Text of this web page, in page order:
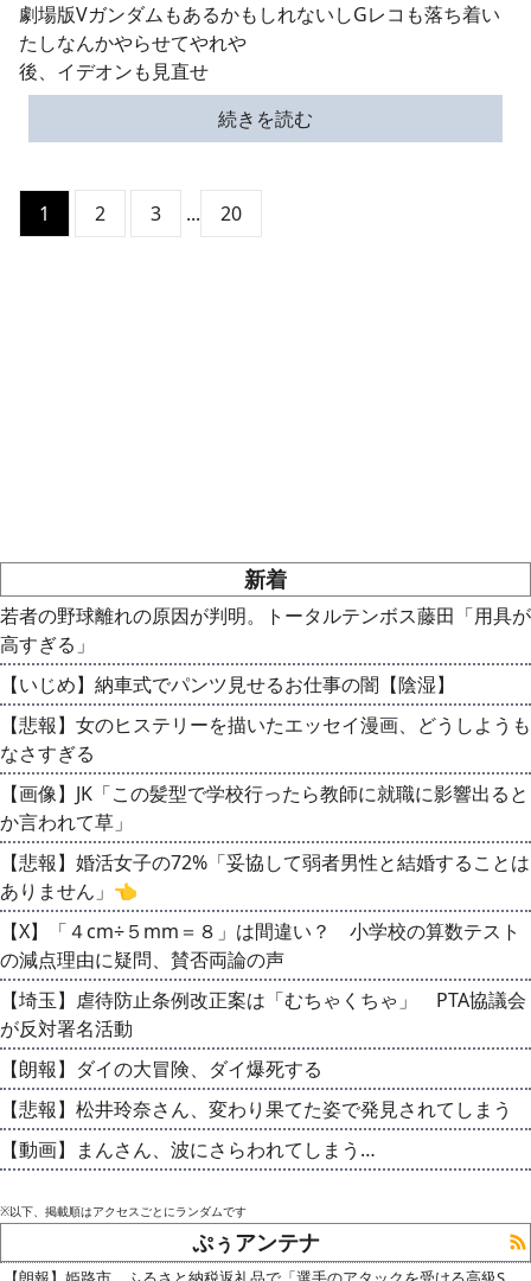
劇場版VガンダムもあるかもしれないしGレコも落ち着い
たしなんかやらせてやれや
後、イデオンも見直せ
続きを読む
1 2 3 ... 20
新着
若者の野球離れの原因が判明。トータルテンボス藤田「用具が
高すぎる」
【いじめ】納車式でパンツ見せるお仕事の闇【陰湿】
【悲報】女のヒステリーを描いたエッセイ漫画、どうしようも
なさすぎる
【画像】JK「この髪型で学校行ったら教師に就職に影響出ると
か言われて草」
【悲報】婚活女子の72%「妥協して弱者男性と結婚することは
ありません」👈
【X】「４cm÷５mm＝８」は間違い？ 小学校の算数テスト
の減点理由に疑問、賛否両論の声
【埼玉】虐待防止条例改正案は「むちゃくちゃ」 PTA協議会
が反対署名活動
【朗報】ダイの大冒険、ダイ爆死する
【悲報】松井玲奈さん、変わり果てた姿で発見されてしまう
【動画】まんさん、波にさらわれてしまう…
※以下、掲載順はアクセスごとにランダムです
ぷぅアンテナ